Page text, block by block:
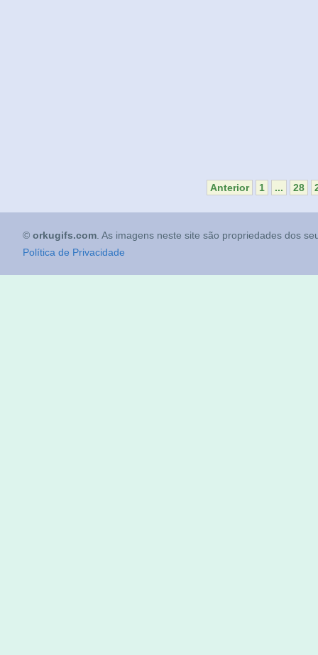
Anterior 1 ... 28
© orkugifs.com . As imagens neste site são propriedades dos
Política de Privacidade